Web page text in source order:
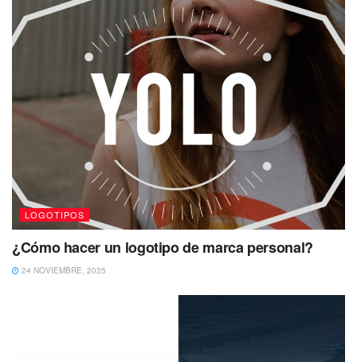
LOGOTIPOS
¿Cómo hacer un logotipo de marca personal?
24 NOVIEMBRE, 2025